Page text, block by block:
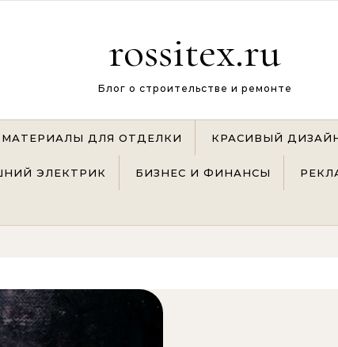
rossitex.ru
Блог о строительстве и ремонте
МАТЕРИАЛЫ ДЛЯ ОТДЕЛКИ КРАСИВЫЙ
ЭЛЕКТРИК БИЗНЕС И ФИНАНСЫ